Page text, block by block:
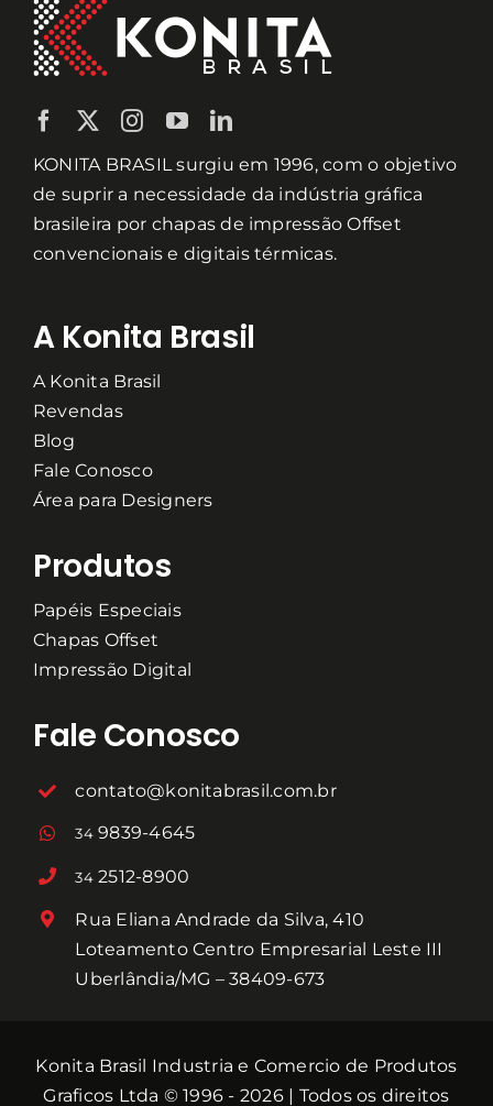
KONITA BRASIL surgiu em 1996, com o objetivo
de suprir a necessidade da indústria gráfica
brasileira por chapas de impressão Offset
convencionais e digitais térmicas.
A Konita Brasil
A Konita Brasil
Revendas
Blog
Fale Conosco
Área para Designers
Produtos
Papéis Especiais
Chapas Offset
Impressão Digital
Fale Conosco
contato@konitabrasil.com.br
349839-4645
342512-8900
Rua Eliana Andrade da Silva, 410
Loteamento Centro Empresarial Leste III
Uberlândia/MG – 38409-673
Konita Brasil Industria e Comercio de Produtos
Graficos Ltda © 1996 - 2026 | Todos os direitos